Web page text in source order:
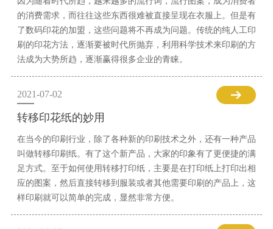
的消费需求，而往往这些东西很难被直接呈现在衣服上。但是有
了数码印花的加盟，这些问题将不再成为问题。传统的纯人工印
刷的印花方法，逐渐要被时代所抛弃，利用科学技术来印刷的方
法成为大势所趋，逐渐赢得很多企业的青睐。
2021-07-02
转移印花纸的妙用
在当今的印刷行业，除了各种新的印刷技术之外，还有一种产品
叫做转移印刷纸。有了这个新产品，大家的印象有了更便捷的满
足方式。至于如何使用转移打印纸，主要是在打印纸上打印出相
应的图案，然后直接转移到服装或者其他需要印刷的产品上，这
样印刷就可以简单的完成，显然非常方便。